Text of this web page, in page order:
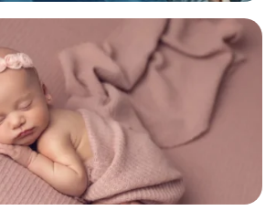
znaš o sigurnom porođaju,
signala tela i saradnji sa tvojom